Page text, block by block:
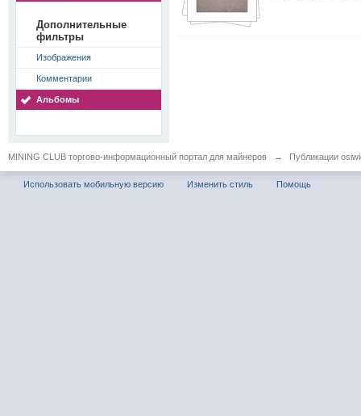
Дополнительные
фильтры
Изображения
Комментарии
Альбомы
MINING CLUB торгово-информационный портал для майнеров → Публикации
Использовать мобильную версию Изменить стиль Помощь